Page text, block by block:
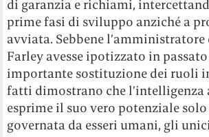
di garanzia e richiami,
prime fasi di sviluppo anziché a
avviata. Sebbene l’amministratore
Farley avesse ipotizzato in
importante sostituzione dei ruoli
fatti dimostrano che
esprime il suo vero potenziale
governata da esseri umani, gli